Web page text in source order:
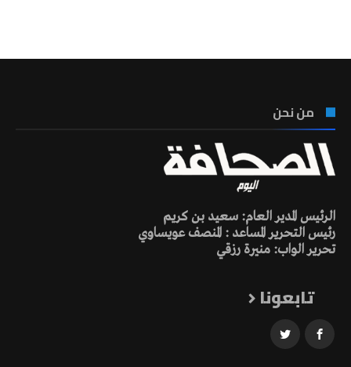
من نحن
الرئيس المدير العام: سعيد بن كريم
رئيس التحرير المساعد : المنصف عويساوي
تحرير الواب: منيرة رزقي
تابعونا